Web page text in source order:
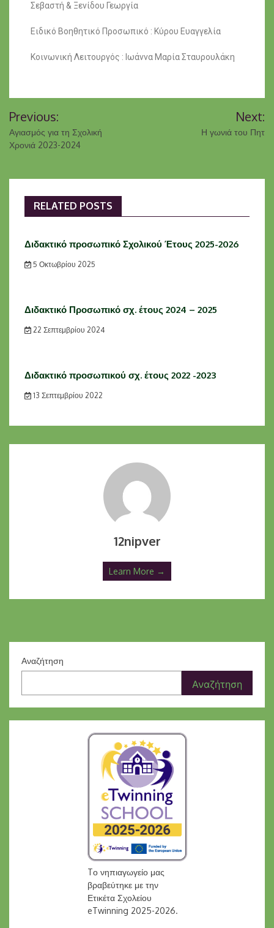
Σεβαστή & Ξενίδου Γεωργία
Ειδικό Βοηθητικό Προσωπικό : Κύρου Ευαγγελία
Κοινωνική Λειτουργός : Ιωάννα Μαρία Σταυρουλάκη
Previous:
Αγιασμός για τη Σχολική
Χρονιά 2023-2024
Next:
Η γωνιά του Πητ
RELATED POSTS
Διδακτικό προσωπικό Σχολικού Έτους 2025-2026
5 Οκτωβρίου 2025
Διδακτικό Προσωπικό σχ. έτους 2024 – 2025
22 Σεπτεμβρίου 2024
Διδακτικό προσωπικού σχ. έτους 2022 -2023
13 Σεπτεμβρίου 2022
12nipver
Learn More →
Αναζήτηση
Αναζήτηση
Tο νηπιαγωγείο μας
βραβεύτηκε με την
Ετικέτα Σχολείου
eTwinning 2025-2026.